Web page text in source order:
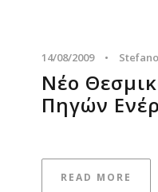
14/08/2009 •
Νέο
Πηγών
READ MORE